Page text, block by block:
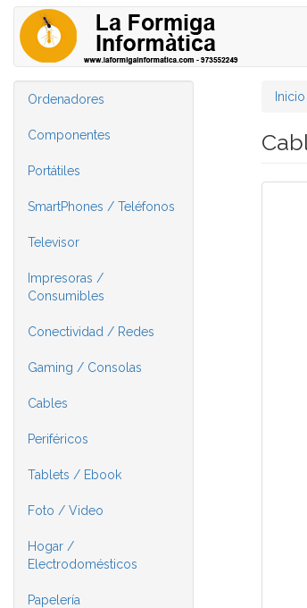
Ordenadores
Componentes
Portátiles
SmartPhones / Teléfonos
Televisor
Impresoras /
Consumibles
Conectividad / Redes
Gaming / Consolas
Cables
Periféricos
Tablets / Ebook
Foto / Video
Hogar /
Electrodomésticos
Papelería
Inicio